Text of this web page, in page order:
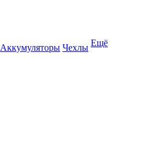
Аккумуляторы Чехлы Ещё